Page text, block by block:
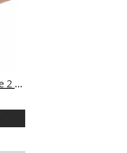
Bañador Camuflaje 2 colores